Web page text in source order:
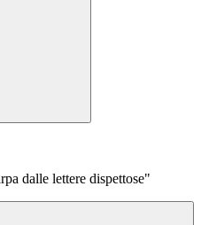
dalle lettere dispettose"